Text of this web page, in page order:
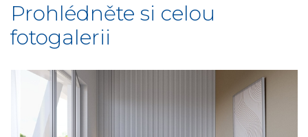
Prohlédněte si celou
fotogalerii